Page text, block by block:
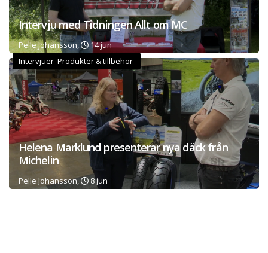
Intervju med Tidningen Allt om MC
Pelle Johansson,
14 jun
Intervjuer Produkter & tillbehör
Helena Marklund presenterar nya däck från
Michelin
Pelle Johansson, 8 jun